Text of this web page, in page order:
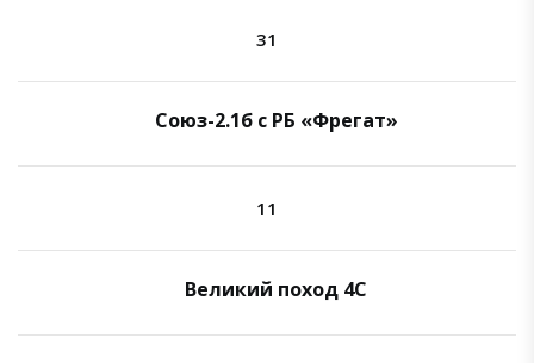
31
Союз-2.1б с РБ «Фрегат»
11
Великий поход 4C